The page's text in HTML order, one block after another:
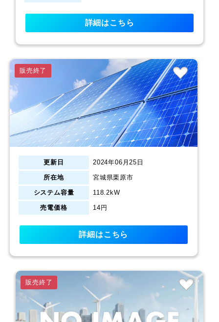
詳細はこちら
販売終了
更新日 2024年06月25日
所在地 宮城県栗原市
システム容量 118.2kW
売電価格 14円
詳細はこちら
販売終了